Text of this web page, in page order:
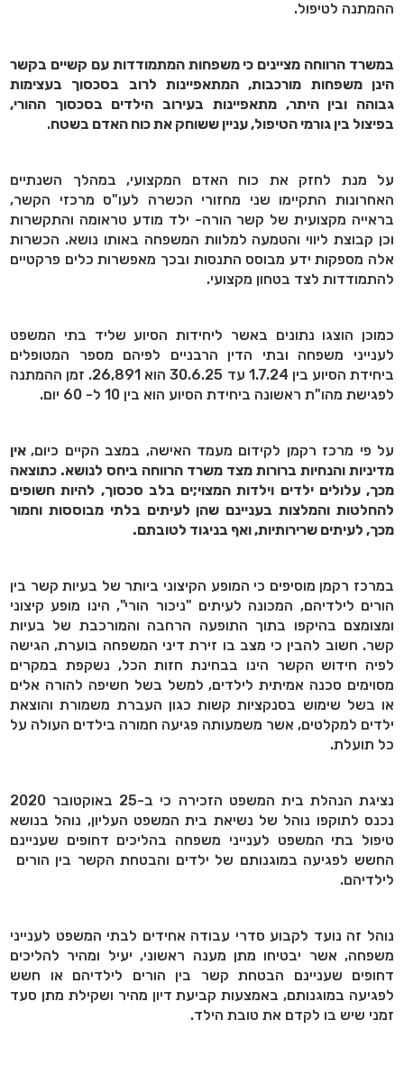
ההמתנה לטיפול.
במשרד הרווחה מציינים כי משפחות המתמודדות עם קשיים בקשר
הינן משפחות מורכבות, המתאפיינות לרוב בסכסוך בעצימות
גבוהה ובין היתר, מתאפיינות בעירוב הילדים בסכסוך ההורי,
בפיצול בין גורמי הטיפול, עניין ששוחק את כוח האדם בשטח.
על מנת לחזק את כוח האדם המקצועי, במהלך השנתיים
האחרונות התקיימו שני מחזורי הכשרה לעו"ס מרכזי הקשר,
בראייה מקצועית של קשר הורה- ילד מודע טראומה והתקשרות
וכן קבוצת ליווי והטמעה למלוות המשפחה באותו נושא. הכשרות
אלה מספקות ידע מבוסס התנסות ובכך מאפשרות כלים פרקטיים
להתמודדות לצד בטחון מקצועי.
כמוכן הוצגו נתונים באשר ליחידות הסיוע שליד בתי המשפט
לענייני משפחה ובתי הדין הרבניים לפיהם מספר המטופלים
ביחידת הסיוע בין 1.7.24 עד 30.6.25 הוא 26,891. זמן ההמתנה
לפגישת מהו"ת ראשונה ביחידת הסיוע הוא בין 10 ל- 60 יום.
על פי מרכז רקמן לקידום מעמד האישה, במצב הקיים כיום,אין
מדיניות והנחיות ברורות מצד משרד הרווחה ביחס לנושא. כתוצאה
מכך, עלולים ילדים וילדות המצוי;ים בלב סכסוך, להיות חשופים
להחלטות והמלצות בעניינם שהן לעיתים בלתי מבוססות וחמור
מכך, לעיתים שרירותיות, ואף בניגוד לטובתם.
במרכז רקמן מוסיפים כי המופע הקיצוני ביותר של בעיות קשר בין
הורים לילדיהם, המכונה לעיתים "ניכור הורי", הינו מופע קיצוני
ומצומצם בהיקפו בתוך התופעה הרחבה והמורכבת של בעיות
קשר. חשוב להבין כי מצב בו זירת דיני המשפחה בוערת, הגישה
לפיה חידוש הקשר הינו בבחינת חזות הכל, נשקפת במקרים
מסוימים סכנה אמיתית לילדים, למשל בשל חשיפה להורה אלים
או בשל שימוש בסנקציות קשות כגון העברת משמורת והוצאת
ילדים למקלטים, אשר משמעותה פגיעה חמורה בילדים העולה על
כל תועלת.
נציגת הנהלת בית המשפט הזכירה כי ב-25 באוקטובר 2020
נכנס לתוקפו נוהל של נשיאת בית המשפט העליון, נוהל בנושא
טיפול בתי המשפט לענייני משפחה בהליכים דחופים שעניינם
החשש לפגיעה במוגנותם של ילדים והבטחת הקשר בין הורים
לילדיהם.
נוהל זה נועד לקבוע סדרי עבודה אחידים לבתי המשפט לענייני
משפחה, אשר יבטיחו מתן מענה ראשוני, יעיל ומהיר להליכים
דחופים שעניינם הבטחת קשר בין הורים לילדיהם או חשש
לפגיעה במוגנותם, באמצעות קביעת דיון מהיר ושקילת מתן סעד
זמני שיש בו לקדם את טובת הילד.